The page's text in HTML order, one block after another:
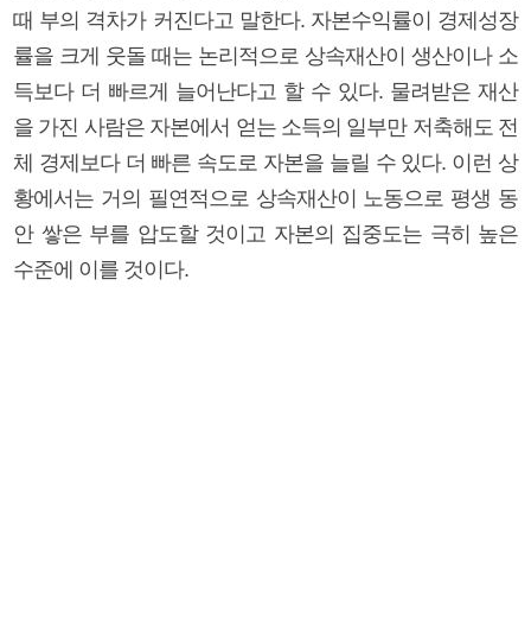
때 부의 격차가 커진다고 말한다. 자본수익률이 경제성장
률을 크게 웃돌 때는 논리적으로 상속재산이 생산이나 소
득보다 더 빠르게 늘어난다고 할 수 있다. 물려받은 재산
을 가진 사람은 자본에서 얻는 소득의 일부만 저축해도 전
체 경제보다 더 빠른 속도로 자본을 늘릴 수 있다. 이런 상
황에서는 거의 필연적으로 상속재산이 노동으로 평생 동
안 쌓은 부를 압도할 것이고 자본의 집중도는 극히 높은
수준에 이를 것이다.